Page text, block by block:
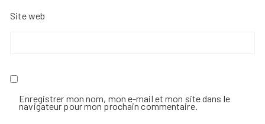
Site web
Enregistrer mon nom, mon e-mail et mon site dans le
navigateur pour mon prochain commentaire.